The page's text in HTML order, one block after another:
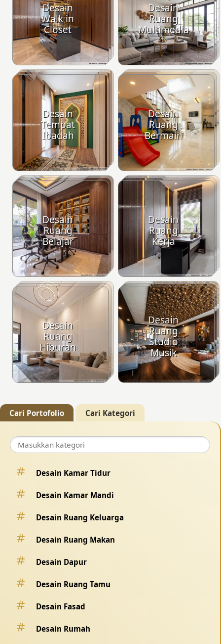
Desain
Walk in
Closet
Desain
Ruang
Multimedia
Desain
Tempat
Ibadah
Desain
Ruang
Bermain
Desain
Ruang
Belajar
Desain
Ruang
Kerja
Desain
Ruang
Hiburan
Desain
Ruang
Studio
Musik
Cari Portofolio Cari Kategori
Desain Kamar Tidur
Desain Kamar Mandi
Desain Ruang Keluarga
Desain Ruang Makan
Desain Dapur
Desain Ruang Tamu
Desain Fasad
Desain Rumah